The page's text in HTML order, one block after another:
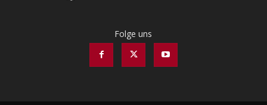
Folge uns